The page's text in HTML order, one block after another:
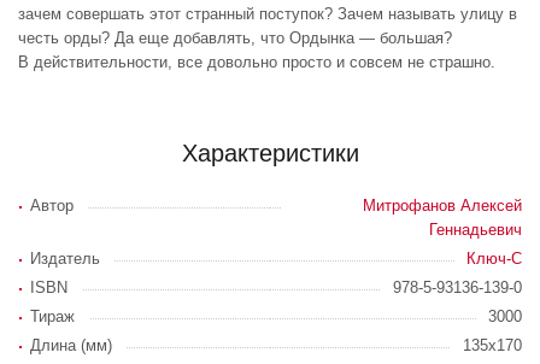
зачем совершать этот странный поступок? Зачем называть улицу в
честь орды? Да еще добавлять, что Ордынка — большая?
В действительности, все довольно просто и совсем не страшно.
Характеристики
Автор
Митрофанов Алексей
Геннадьевич
Издатель
Ключ-С
ISBN
978-5-93136-139-0
Тираж
3000
Длина (мм)
135х170